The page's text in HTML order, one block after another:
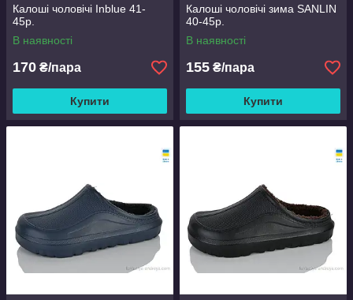
Калоші чоловічі Inblue 41-
45р.
В наявності
170 ₴/пара
Купити
Калоші чоловічі зима SANLIN
40-45р.
В наявності
155 ₴/пара
Купити